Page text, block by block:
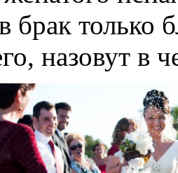
брак только
назовут